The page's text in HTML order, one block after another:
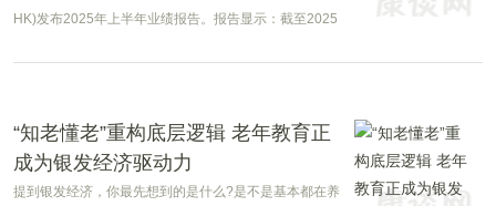
HK)发布2025年上半年业绩报告。报告显示：截至2025
“知老懂老”重构底层逻辑 老年教育正
成为银发经济驱动力
提到银发经济，你最先想到的是什么?是不是基本都在养